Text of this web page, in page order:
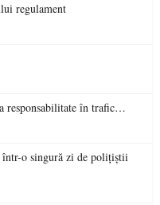
regulament
Polițiștii sătmăreni fac apel la responsabilitate în trafic…
într-o singură zi de polițiștii